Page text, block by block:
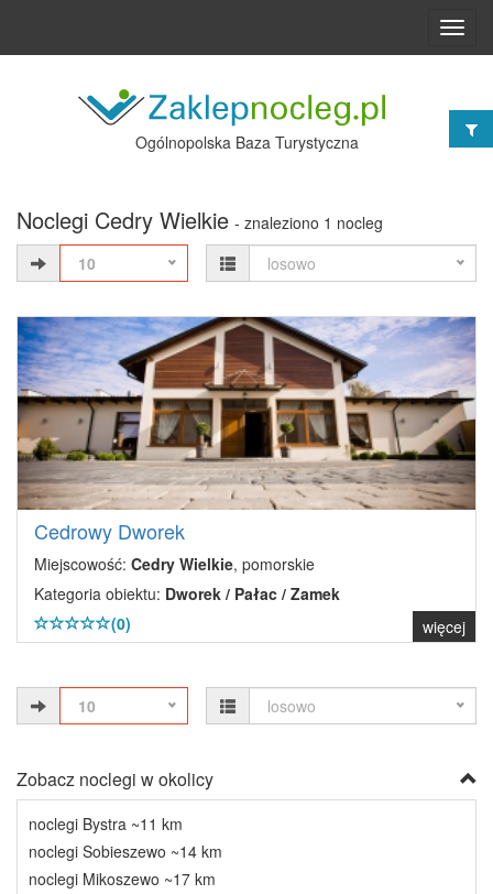
Ogólnopolska Baza Turystyczna
Noclegi Cedry Wielkie - znaleziono 1 nocleg
10
losowo
Cedrowy Dworek
Miejscowość: Cedry Wielkie, pomorskie
Kategoria obiektu: Dworek / Pałac / Zamek
(0)
więcej
10 losowo
Zobacz noclegi w okolicy
noclegi Bystra ~11 km
noclegi Sobieszewo ~14 km
noclegi Mikoszewo ~17 km